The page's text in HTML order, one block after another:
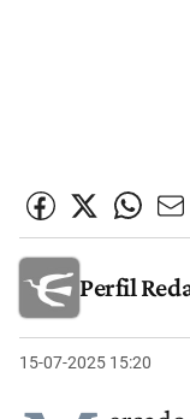
Perfil
15-07-2025 15:20